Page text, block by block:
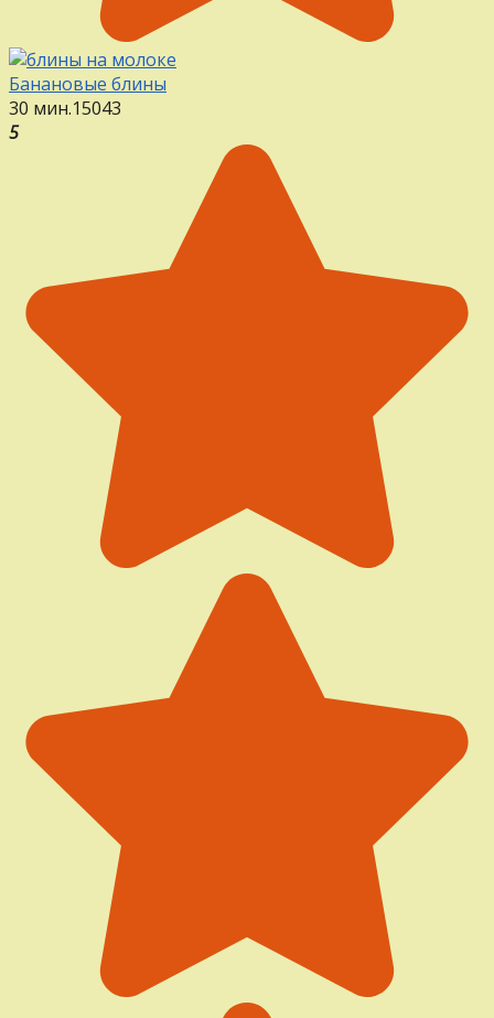
Банановые блины
30 мин.15043
5